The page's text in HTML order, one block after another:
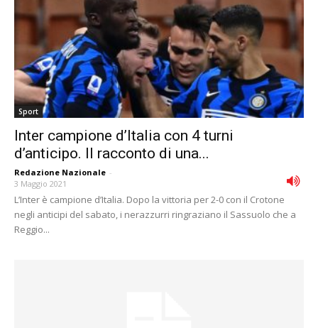
Sport
Inter campione d’Italia con 4 turni
d’anticipo. Il racconto di una...
Redazione Nazionale -
3 Maggio 2021
L’Inter è campione d’Italia. Dopo la vittoria per 2-0 con il Crotone
negli anticipi del sabato, i nerazzurri ringraziano il Sassuolo che a
Reggio...